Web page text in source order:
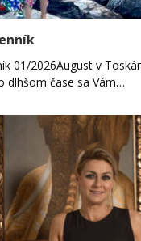
01/2026August v
dlhšom čase sa Vám…